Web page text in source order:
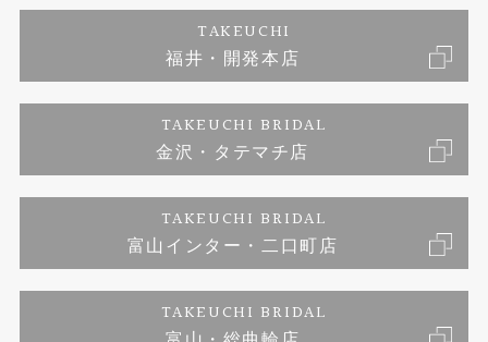
エタニティーリング
婚約ネックレス
アフターメンテナンス
金澤工房｜手作りペアリング
金澤工房｜手作り結婚指輪
金澤工房｜手作り婚約指輪プロポーズプラン
お客様の声
プライバシーポリシー
TAKEUCHI
福井・開発本店
TAKEUCHI BRIDAL
金沢・タテマチ店
TAKEUCHI BRIDAL
富山インター・二口町店
TAKEUCHI BRIDAL